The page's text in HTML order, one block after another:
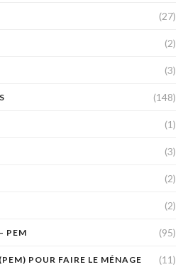
(27)
(2)
(3)
(148)
(1)
(3)
(2)
(2)
PEM (95)
POUR FAIRE LE MÉNAGE (11)